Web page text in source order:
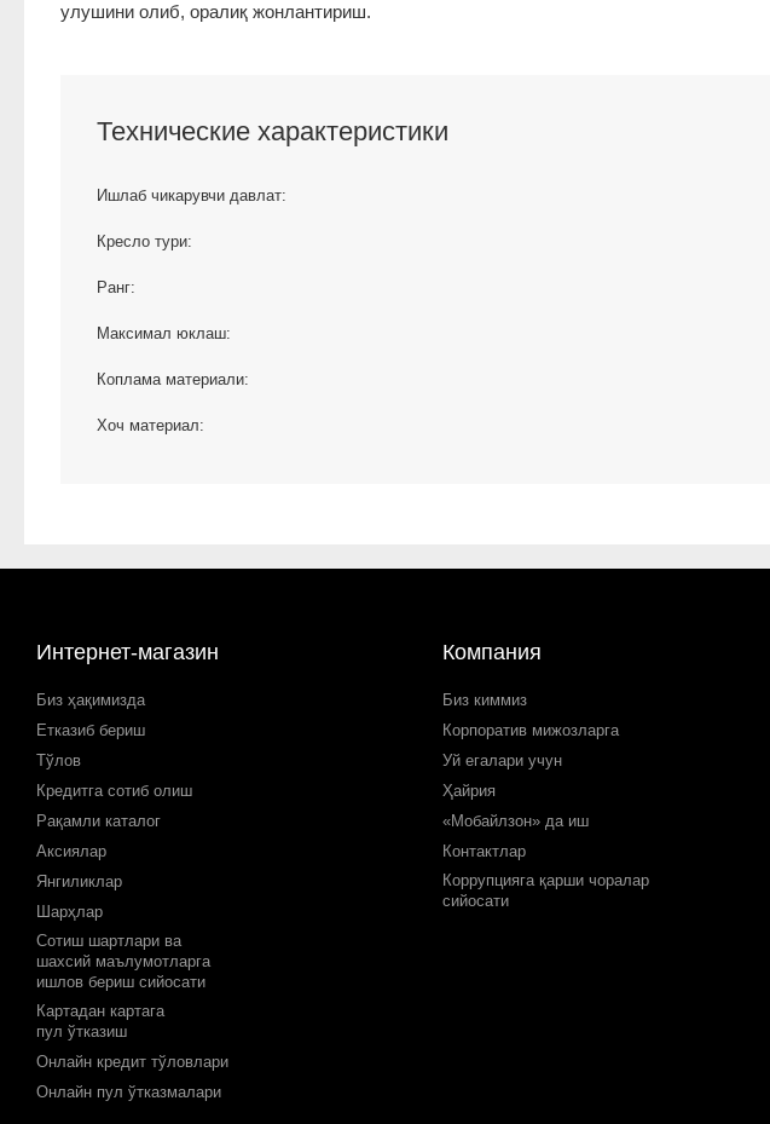
улушини олиб, оралиқ жонлантириш.
Технические характеристики
Ишлаб чикарувчи давлат:
Кресло тури:
Ранг:
Максимал юклаш:
Коплама материали:
Хоч материал:
Интернет-магазин
Биз ҳақимизда
Етказиб бериш
Тўлов
Кредитга сотиб олиш
Рақамли каталог
Аксиялар
Янгиликлар
Шарҳлар
Сотиш шартлари ва
шахсий маълумотларга
ишлов бериш сийосати
Картадан картага
пул ўтказиш
Онлайн кредит тўловлари
Онлайн пул ўтказмалари
Компания
Биз киммиз
Корпоратив мижозларга
Уй егалари учун
Ҳайрия
«Мобайлзон» да иш
Контактлар
Коррупцияга қарши чоралар
сийосати